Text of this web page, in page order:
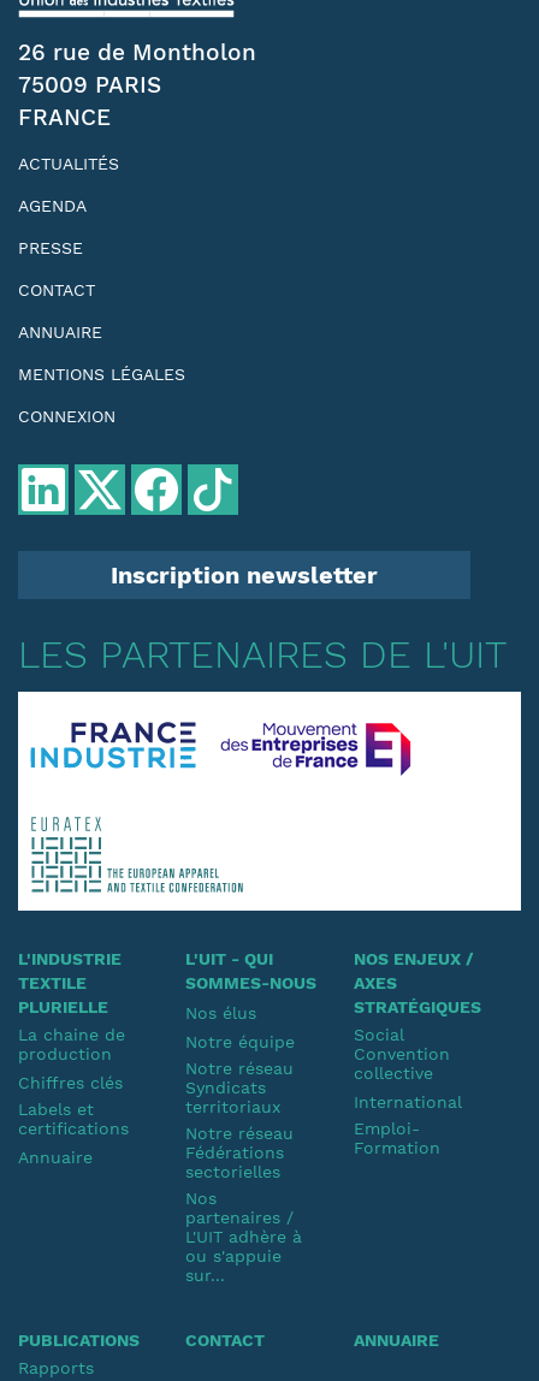
26 rue de Montholon
75009 PARIS
FRANCE
ACTUALITÉS
AGENDA
PRESSE
CONTACT
ANNUAIRE
MENTIONS LÉGALES
CONNEXION
Inscription newsletter
LES PARTENAIRES DE L'UIT
L'INDUSTRIE
TEXTILE
PLURIELLE
La chaine de
production
Chiffres clés
Labels et
certifications
Annuaire
L'UIT - QUI
SOMMES-NOUS
Nos élus
Notre équipe
Notre réseau
Syndicats
territoriaux
Notre réseau
Fédérations
sectorielles
Nos
partenaires /
L'UIT adhère à
ou s'appuie
sur...
NOS ENJEUX /
AXES
STRATÉGIQUES
Social
Convention
collective
International
Emploi-
Formation
PUBLICATIONS
Rapports
CONTACT ANNUAIRE